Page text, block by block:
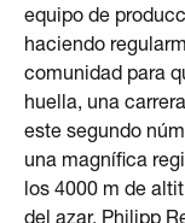
equipo de
haciendo
comunidad para
huella, una
este segundo
una magnífica
los 4000 m de
del azar. Philipp